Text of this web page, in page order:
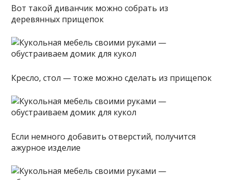
Вот такой диванчик можно собрать из
деревянных прищепок
Кресло, стол — тоже можно сделать из прищепок
Если немного добавить отверстий, получится
ажурное изделие